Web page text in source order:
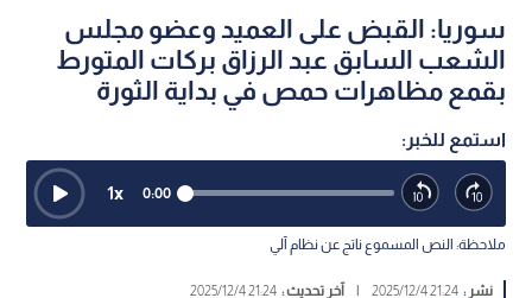
سوريا: القبض على العميد وعضو مجلس
الشعب السابق عبد الرزاق بركات المتورط
بقمع مظاهرات حمص في بداية الثورة
استمع للخبر:
0:00
1x
ملاحظة: النص المسموع ناتج عن نظام آلي
نشر :21:24 2025/12/4
| آخر تحديث :21:24 2025/12/4